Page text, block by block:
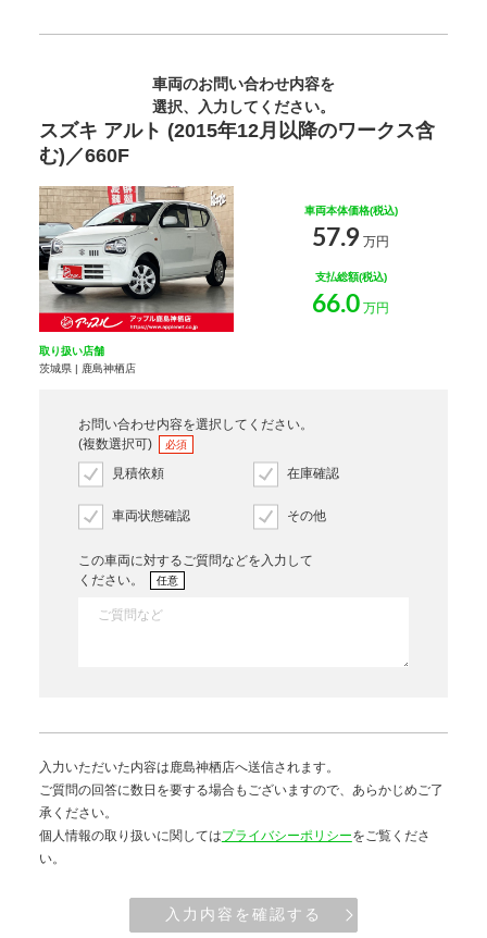
車両のお問い合わせ内容を
選択、入力してください。
スズキ アルト (2015年12月以降のワークス含
む)／660F
車両本体価格(税込)
57.9 万円
支払総額(税込)
66.0 万円
取り扱い店舗
茨城県 | 鹿島神栖店
お問い合わせ内容を選択してください。
(複数選択可)
必須
見積依頼 在庫確認
車両状態確認 その他
この車両に対するご質問などを入力して
ください。
任意
入力いただいた内容は鹿島神栖店へ送信されます。
ご質問の回答に数日を要する場合もございますので、あらかじめご了
承ください。
個人情報の取り扱いに関してはプライバシーポリシーをご覧くださ
い。
入力内容を確認する